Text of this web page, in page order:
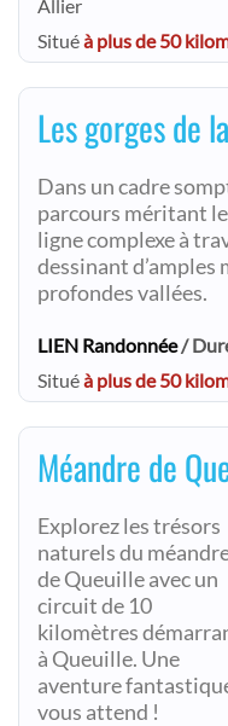
Allier
Situéà plus de 50
Les gorges de
Dans un cadre
parcours méritant
ligne complexe à
dessinant d’amples
profondes vallées.
LIEN Randonnée/
Situéà plus de 50
Méandre de
Explorez les trésors
naturels du
de Queuille avec un
circuit de 10
kilomètres
à Queuille. Une
aventure
vous attend !